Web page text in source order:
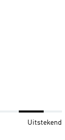
Uitstekend